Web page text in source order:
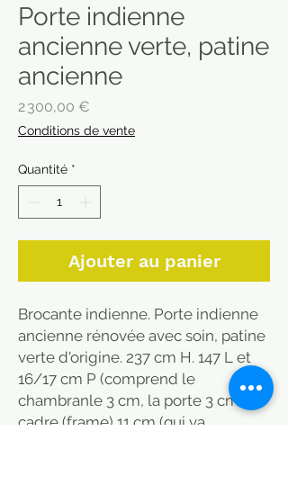
Porte indienne
ancienne verte, patine
ancienne
2 300,00 €
Conditions de vente
Quantité *
Ajouter au panier
Brocante indienne. Porte indienne
ancienne rénovée avec soin, patine
verte d'origine. 237 cm H. 147 L et
16/17 cm P (comprend le
chambranle 3 cm, la porte 3 cm, le
cadre (frame) 11 cm (qui va